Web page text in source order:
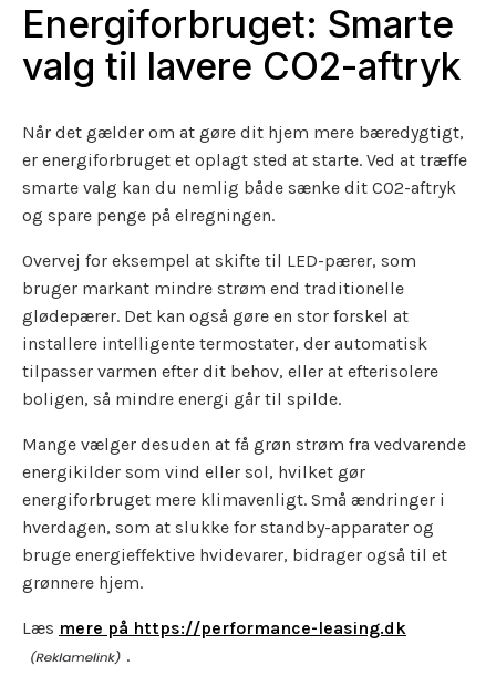
Energiforbruget: Smarte
valg til lavere CO2-aftryk
Når det gælder om at gøre dit hjem mere bæredygtigt,
er energiforbruget et oplagt sted at starte. Ved at træffe
smarte valg kan du nemlig både sænke dit CO2-aftryk
og spare penge på elregningen.
Overvej for eksempel at skifte til LED-pærer, som
bruger markant mindre strøm end traditionelle
glødepærer. Det kan også gøre en stor forskel at
installere intelligente termostater, der automatisk
tilpasser varmen efter dit behov, eller at efterisolere
boligen, så mindre energi går til spilde.
Mange vælger desuden at få grøn strøm fra vedvarende
energikilder som vind eller sol, hvilket gør
energiforbruget mere klimavenligt. Små ændringer i
hverdagen, som at slukke for standby-apparater og
bruge energieffektive hvidevarer, bidrager også til et
grønnere hjem.
Læs mere på https://performance-leasing.dk
.